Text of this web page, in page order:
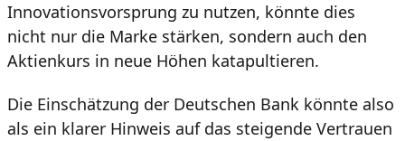
Innovationsvorsprung zu nutzen, könnte dies
nicht nur die Marke stärken, sondern auch den
Aktienkurs in neue Höhen katapultieren.
Die Einschätzung der Deutschen Bank könnte also
als ein klarer Hinweis auf das steigende Vertrauen